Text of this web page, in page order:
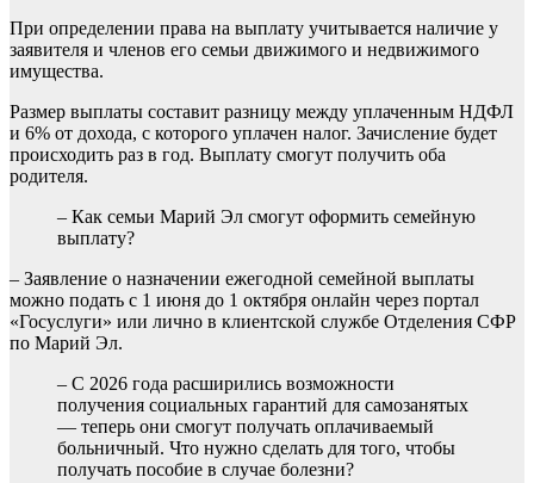
При определении права на выплату учитывается наличие у
заявителя и членов его семьи движимого и недвижимого
имущества.
Размер выплаты составит разницу между уплаченным НДФЛ
и 6% от дохода, с которого уплачен налог. Зачисление будет
происходить раз в год. Выплату смогут получить оба
родителя.
– Как семьи Марий Эл смогут оформить семейную
выплату?
– Заявление о назначении ежегодной семейной выплаты
можно подать с 1 июня до 1 октября онлайн через портал
«Госуслуги» или лично в клиентской службе Отделения СФР
по Марий Эл.
– С 2026 года расширились возможности
получения социальных гарантий для самозанятых
— теперь они смогут получать оплачиваемый
больничный. Что нужно сделать для того, чтобы
получать пособие в случае болезни?